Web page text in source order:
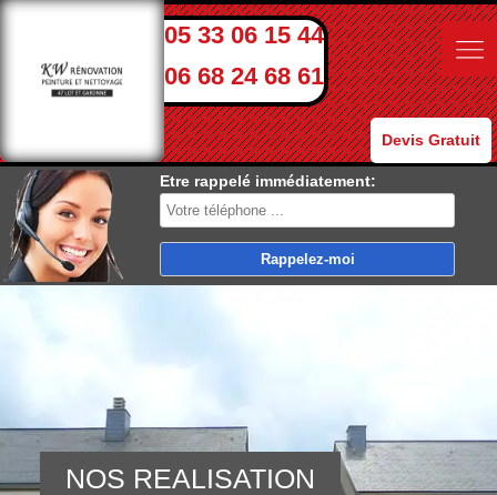
05 33 06 15 44
06 68 24 68 61
Devis Gratuit
Etre rappelé immédiatement:
NOS REALISATION